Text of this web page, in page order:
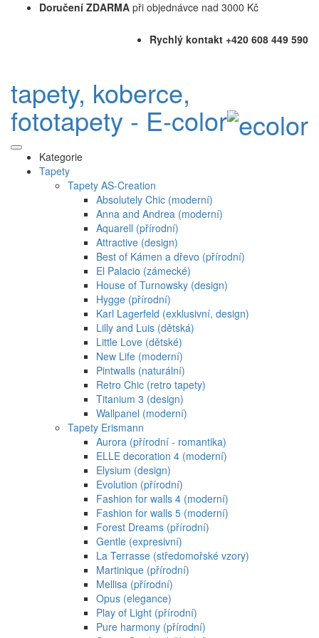
Doručení ZDARMA při objednávce nad 3000 Kč
Rychlý kontakt +420 608 449 590
tapety, koberce,
fototapety - E-color
Kategorie
Tapety
Tapety AS-Creation
Absolutely Chic (moderní)
Anna and Andrea (moderní)
Aquarell (přírodní)
Attractive (design)
Best of Kámen a dřevo (přírodní)
El Palacio (zámecké)
House of Turnowsky (design)
Hygge (přírodní)
Karl Lagerfeld (exklusivní, design)
Lilly and Luis (dětská)
Little Love (dětské)
New Life (moderní)
Pintwalls (naturální)
Retro Chic (retro tapety)
Titanium 3 (design)
Wallpanel (moderní)
Tapety Erismann
Aurora (přírodní - romantika)
ELLE decoration 4 (moderní)
Elysium (design)
Evolution (přírodní)
Fashion for walls 4 (moderní)
Fashion for walls 5 (moderní)
Forest Dreams (přírodní)
Gentle (expresivní)
La Terrasse (středomořské vzory)
Martinique (přírodní)
Mellisa (přírodní)
Opus (elegance)
Play of Light (přírodní)
Pure harmony (přírodní)